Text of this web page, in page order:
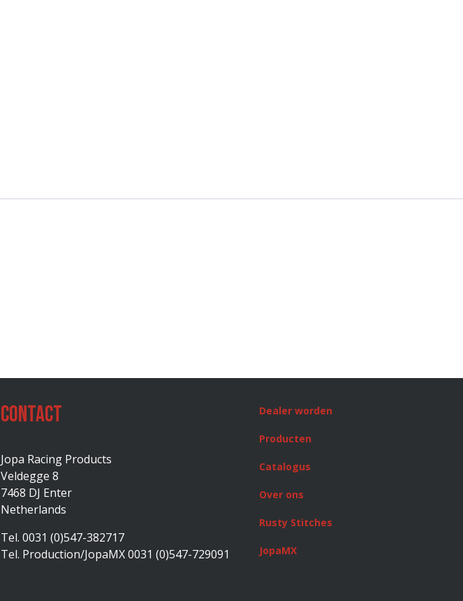
Contact
Jopa Racing Products
Veldegge 8
7468 DJ Enter
Netherlands
Tel. 0031 (0)547-382717
Tel. Production/JopaMX 0031 (0)547-729091
Dealer worden
Producten
Catalogus
Over ons
Rusty Stitches
JopaMX